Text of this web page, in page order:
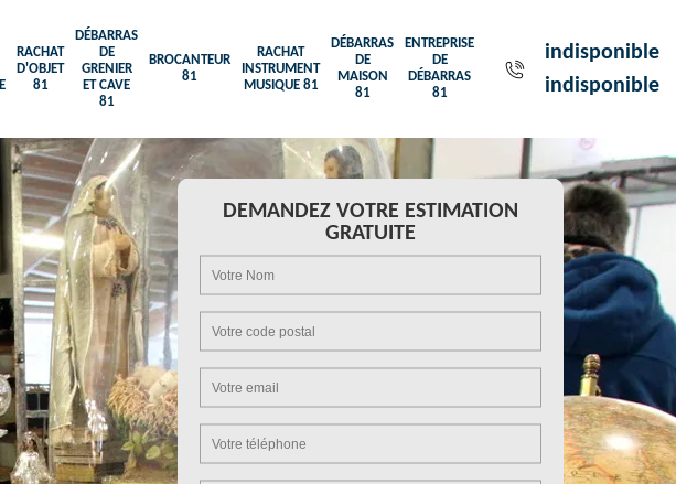
RACHAT
D'OBJET
81
DÉBARRAS
DE
GRENIER
ET CAVE
81
BROCANTEUR
81
RACHAT
INSTRUMENT
MUSIQUE 81
DÉBARRAS
DE
MAISON
81
ENTREPRISE
DE
DÉBARRAS
81
indisponible
indisponible
DEMANDEZ VOTRE ESTIMATION
GRATUITE